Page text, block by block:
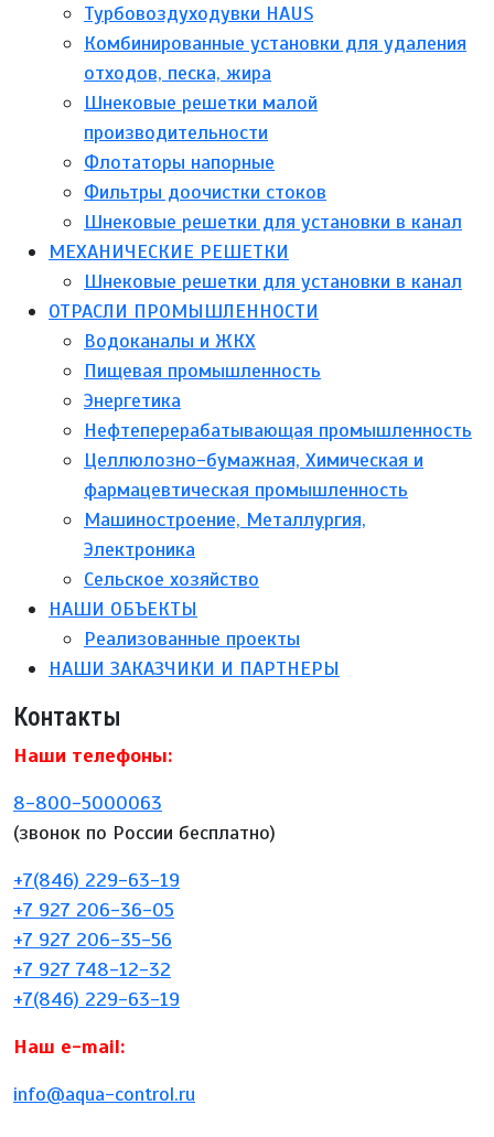
Турбовоздуходувки HAUS
Комбинированные установки для удаления
отходов, песка, жира
Шнековые решетки малой
производительности
Флотаторы напорные
Фильтры доочистки стоков
Шнековые решетки для установки в канал
МЕХАНИЧЕСКИЕ РЕШЕТКИ
Шнековые решетки для установки в канал
ОТРАСЛИ ПРОМЫШЛЕННОСТИ
Водоканалы и ЖКХ
Пищевая промышленность
Энергетика
Нефтеперерабатывающая промышленность
Целлюлозно-бумажная, Химическая и
фармацевтическая промышленность
Машиностроение, Металлургия,
Электроника
Сельское хозяйство
НАШИ ОБЪЕКТЫ
Реализованные проекты
НАШИ ЗАКАЗЧИКИ И ПАРТНЕРЫ
Контакты
Наши телефоны:
8-800-5000063
(звонок по России бесплатно)
+7(846) 229-63-19
+7 927 206-36-05
+7 927 206-35-56
+7 927 748-12-32
+7(846) 229-63-19
Наш e-mail:
info@aqua-control.ru